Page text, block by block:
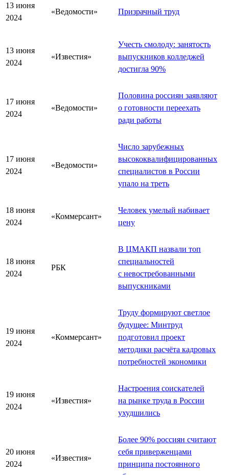
13 июня
2024
«Ведомости» Призрачный труд
13 июня
2024
«Известия»
Учесть смолоду: занятость
выпускников колледжей
достигла 90%
17 июня
2024
«Ведомости»
Половина россиян заявляют
о готовности переехать
ради работы
17 июня
2024
«Ведомости»
Число зарубежных
высококвалифицированных
специалистов в России
упало на треть
18 июня
2024
«Коммерсант»
Человек умелый набивает
цену
18 июня
2024
РБК
В ЦМАКП назвали топ
специальностей
с невостребованными
выпускниками
19 июня
2024
«Коммерсант»
Труду формируют светлое
будущее: Минтруд
подготовил проект
методики расчёта кадровых
потребностей экономики
19 июня
2024
«Известия»
Настроения соискателей
на рынке труда в России
ухудшились
20 июня
2024
«Известия»
Более 90% россиян считают
себя приверженцами
принципа постоянного